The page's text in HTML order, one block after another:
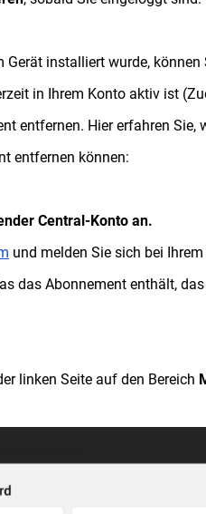
installiert wurde, können
in Ihrem Konto aktiv ist
entfernen. Hier erfahren Sie,
entfernen können:
Central-Konto an.
und melden Sie sich bei
das Abonnement enthält,
linken Seite auf den Bereich